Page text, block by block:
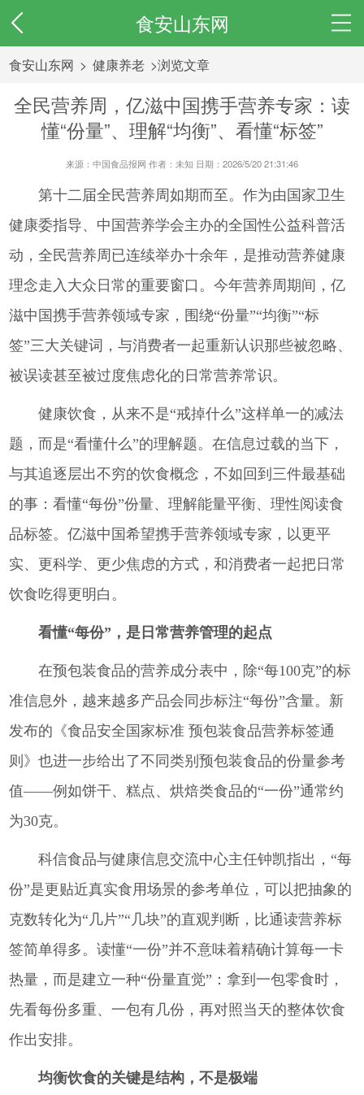
食安山东网
食安山东网 > 健康养老 >浏览文章
全民营养周，亿滋中国携手营养专家：读
懂“份量”、理解“均衡”、看懂“标签”
来源：中国食品报网 作者：未知 日期：2026/5/20 21:31:46
第十二届全民营养周如期而至。作为由国家卫生
健康委指导、中国营养学会主办的全国性公益科普活
动，全民营养周已连续举办十余年，是推动营养健康
理念走入大众日常的重要窗口。今年营养周期间，亿
滋中国携手营养领域专家，围绕“份量”“均衡”“标
签”三大关键词，与消费者一起重新认识那些被忽略、
被误读甚至被过度焦虑化的日常营养常识。
健康饮食，从来不是“戒掉什么”这样单一的减法
题，而是“看懂什么”的理解题。在信息过载的当下，
与其追逐层出不穷的饮食概念，不如回到三件最基础
的事：看懂“每份”份量、理解能量平衡、理性阅读食
品标签。亿滋中国希望携手营养领域专家，以更平
实、更科学、更少焦虑的方式，和消费者一起把日常
饮食吃得更明白。
看懂“每份”，是日常营养管理的起点
在预包装食品的营养成分表中，除“每100克”的标
准信息外，越来越多产品会同步标注“每份”含量。新
发布的《食品安全国家标准 预包装食品营养标签通
则》也进一步给出了不同类别预包装食品的份量参考
值——例如饼干、糕点、烘焙类食品的“一份”通常约
为30克。
科信食品与健康信息交流中心主任钟凯指出，“每
份”是更贴近真实食用场景的参考单位，可以把抽象的
克数转化为“几片”“几块”的直观判断，比通读营养标
签简单得多。读懂“一份”并不意味着精确计算每一卡
热量，而是建立一种“份量直觉”：拿到一包零食时，
先看每份多重、一包有几份，再对照当天的整体饮食
作出安排。
均衡饮食的关键是结构，不是极端